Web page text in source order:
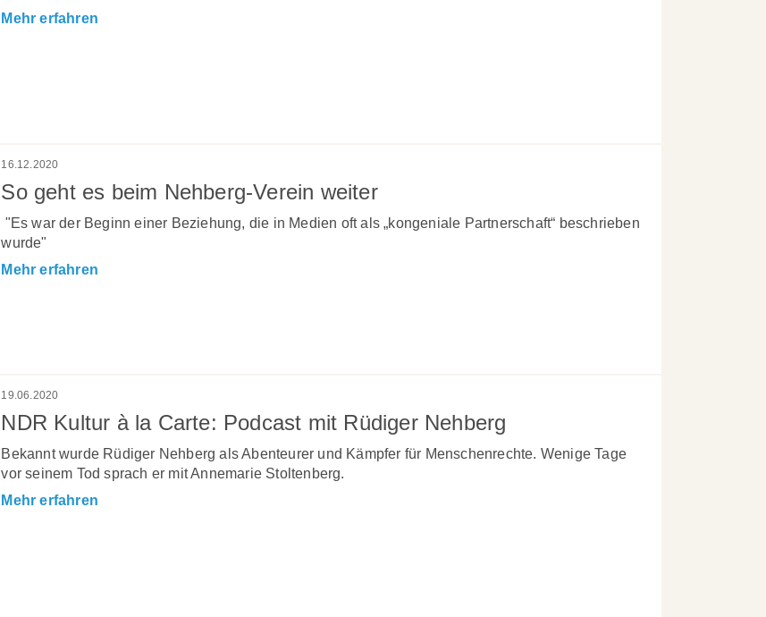
Mehr erfahren
16.12.2020
So geht es beim Nehberg-Verein weiter
"Es war der Beginn einer Beziehung, die in Medien oft als „kongeniale Partnerschaft“ beschrieben
wurde"
Mehr erfahren
19.06.2020
NDR Kultur à la Carte: Podcast mit Rüdiger Nehberg
Bekannt wurde Rüdiger Nehberg als Abenteurer und Kämpfer für Menschenrechte. Wenige Tage
vor seinem Tod sprach er mit Annemarie Stoltenberg.
Mehr erfahren